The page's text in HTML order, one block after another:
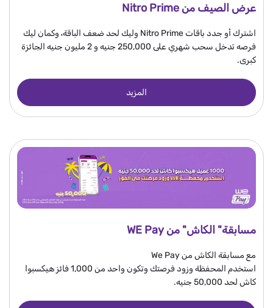
عرض الصيف من Nitro Prime
اشترك أو جدد باقات Nitro Prime وليك لحد ضعف الباقة، وكمان ليك
فرصه تدخل سحب شهري على 250,000 جنيه و 2 مليون جنيه الجائزة
كبرى.
المزيد
مسابقة" الكاش" من WE Pay
مع مسابقة الكاش من We Pay
استخدم المحفظة وزود فرصتك وتكون واحد من 1,000 فائز هيكسبوا
كاش لحد 50,000 جنيه.